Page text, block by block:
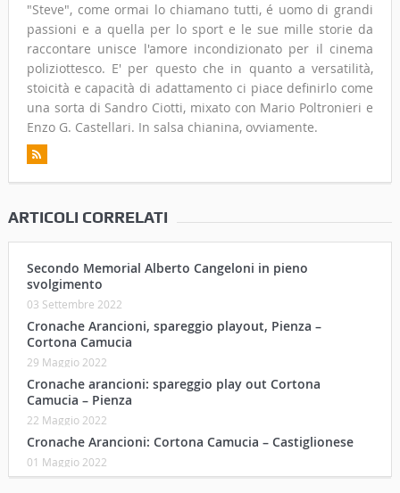
"Steve", come ormai lo chiamano tutti, é uomo di grandi
passioni e a quella per lo sport e le sue mille storie da
raccontare unisce l'amore incondizionato per il cinema
poliziottesco. E' per questo che in quanto a versatilità,
stoicità e capacità di adattamento ci piace definirlo come
una sorta di Sandro Ciotti, mixato con Mario Poltronieri e
Enzo G. Castellari. In salsa chianina, ovviamente.
ARTICOLI CORRELATI
Secondo Memorial Alberto Cangeloni in pieno
svolgimento
03 Settembre 2022
Cronache Arancioni, spareggio playout, Pienza –
Cortona Camucia
29 Maggio 2022
Cronache arancioni: spareggio play out Cortona
Camucia – Pienza
22 Maggio 2022
Cronache Arancioni: Cortona Camucia – Castiglionese
01 Maggio 2022